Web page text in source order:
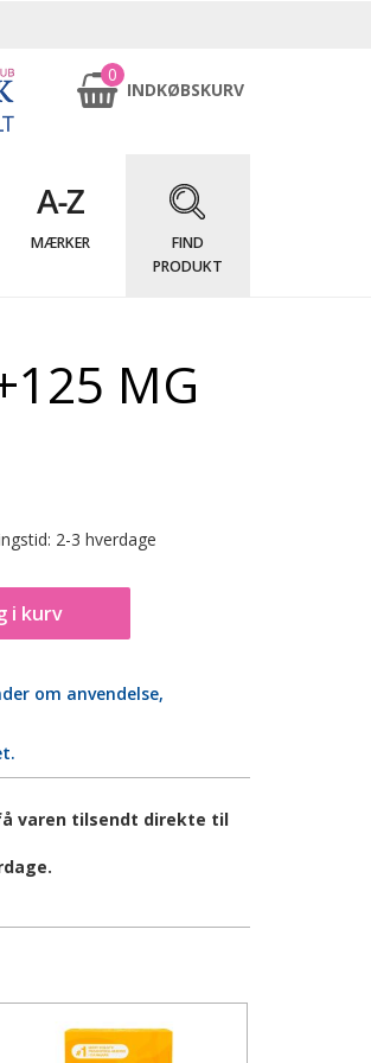
0
INDKØBSKURV
MÆRKER
FIND
PRODUKT
MG
i kurv
2-3 hverdage
om anvendelse,
få varen tilsendt direkte til